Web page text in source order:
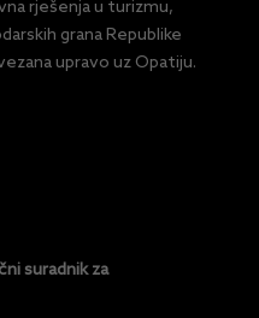
rješenja u turizmu,
grana Republike
upravo uz Opatiju.
suradnik za